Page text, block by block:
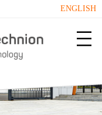
ENGLISH
